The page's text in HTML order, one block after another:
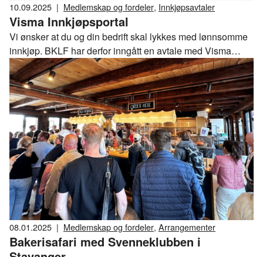
10.09.2025 | Medlemskap og fordeler, Innkjøpsavtaler
Visma Innkjøpsportal
Vi ønsker at du og din bedrift skal lykkes med lønnsomme
innkjøp. BKLF har derfor inngått en avtale med Visma
Innkjøpssamarbeid som gir deg tilgang til markedets beste
innkjøpsavtaler.
08.01.2025 | Medlemskap og fordeler, Arrangementer
Bakerisafari med Svenneklubben i